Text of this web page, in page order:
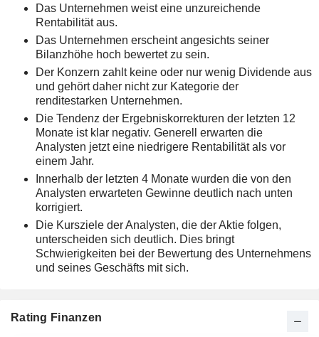
Das Unternehmen weist eine unzureichende
Rentabilität aus.
Das Unternehmen erscheint angesichts seiner
Bilanzhöhe hoch bewertet zu sein.
Der Konzern zahlt keine oder nur wenig Dividende aus
und gehört daher nicht zur Kategorie der
renditestarken Unternehmen.
Die Tendenz der Ergebniskorrekturen der letzten 12
Monate ist klar negativ. Generell erwarten die
Analysten jetzt eine niedrigere Rentabilität als vor
einem Jahr.
Innerhalb der letzten 4 Monate wurden die von den
Analysten erwarteten Gewinne deutlich nach unten
korrigiert.
Die Kursziele der Analysten, die der Aktie folgen,
unterscheiden sich deutlich. Dies bringt
Schwierigkeiten bei der Bewertung des Unternehmens
und seines Geschäfts mit sich.
Rating Finanzen